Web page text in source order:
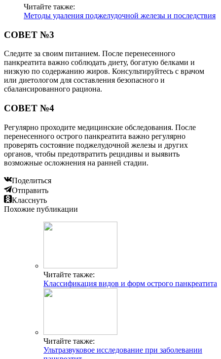
Читайте также:
Методы удаления поджелудочной железы и последствия
СОВЕТ №3
Следите за своим питанием. После перенесенного
панкреатита важно соблюдать диету, богатую белками и
низкую по содержанию жиров. Консультируйтесь с врачом
или диетологом для составления безопасного и
сбалансированного рациона.
СОВЕТ №4
Регулярно проходите медицинские обследования. После
перенесенного острого панкреатита важно регулярно
проверять состояние поджелудочной железы и других
органов, чтобы предотвратить рецидивы и выявить
возможные осложнения на ранней стадии.
Поделиться
Отправить
Класснуть
Похожие публикации
Читайте также:
Классификация видов и форм острого панкреатита
Читайте также:
Ультразвуковое исследование при заболевании